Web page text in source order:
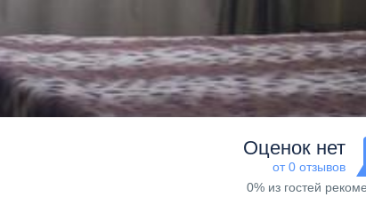
Оценок нет
от 0 отзывов
0% из гостей